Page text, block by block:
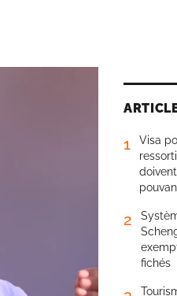
1
Visa
2
fichés